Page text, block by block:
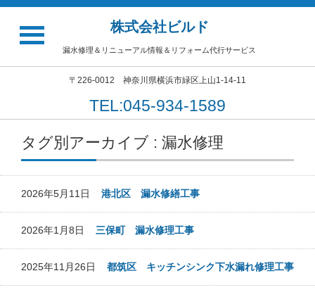
株式会社ビルド
漏水修理＆リニューアル情報＆リフォーム代行サービス
〒226-0012 神奈川県横浜市緑区上山1-14-11
TEL:045-934-1589
タグ別アーカイブ : 漏水修理
2026年5月11日 港北区 漏水修繕工事
2026年1月8日 三保町 漏水修理工事
2025年11月26日 都筑区 キッチンシンク下水漏れ修理工事